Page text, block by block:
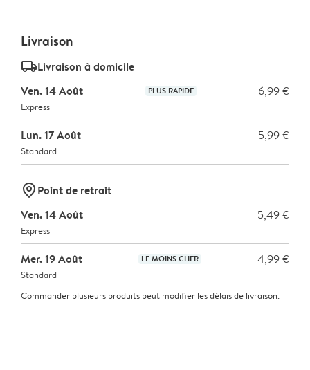
Livraison
delivery_standard_v2Livraison à domicile
Ven. 14 Août
PLUS RAPIDE 6,99 €
Express
Lun. 17 Août 5,99 €
Standard
marker-pinPoint de retrait
Ven. 14 Août
5,49 €
Express
Mer. 19 Août LE MOINS CHER 4,99 €
Standard
Commander plusieurs produits peut modifier les délais de livraison.